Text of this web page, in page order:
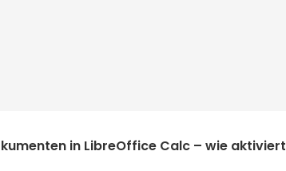
in LibreOffice Calc – wie aktiviert